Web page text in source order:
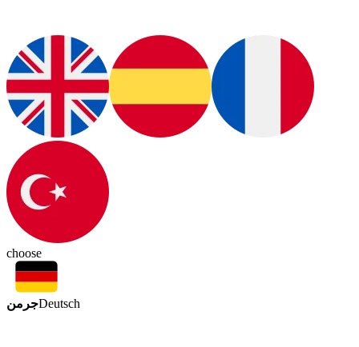
choose
جرمنDeutsch